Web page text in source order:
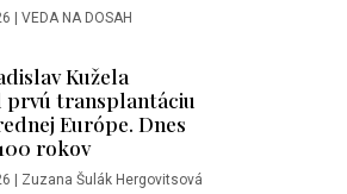
| VEDA NA DOSAH
Kužela
prvú transplantáciu
Európe. Dnes
rokov
| Zuzana Šulák Hergovitsová